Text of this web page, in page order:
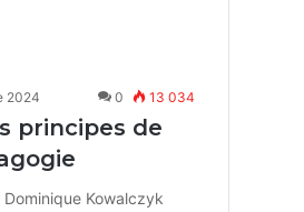
2024 0 13 034
principes de
Kowalczyk